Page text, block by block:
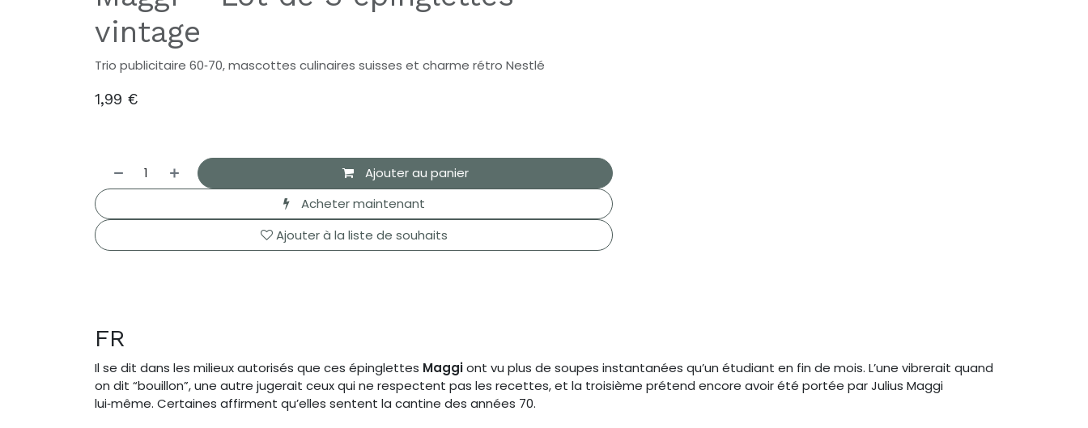
vintage
Trio publicitaire 60‑70, mascottes culinaires suisses et charme rétro Nestlé
1,99 €
Ajouter au panier
Acheter maintenant
Ajouter à la liste de souhaits
FR
Il se dit dans les milieux autorisés que ces épinglettes Maggiont vu plus de soupes instantanées qu’un étudiant en fin de mois. L’une vibrerait quand
on dit “bouillon”, une autre jugerait ceux qui ne respectent pas les recettes, et la troisième prétend encore avoir été portée par Julius Maggi
lui‑même. Certaines affirment qu’elles sentent la cantine des années 70.